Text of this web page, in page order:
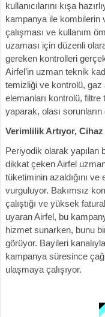
kullanıcılarını kışa
kampanya ile kombilerin
çalışması ve kullanım
uzaması için düzenli
gereken kontrolleri
Airfel’in uzman teknik
temizliği ve kontrolü,
elemanları kontrolü, filtre
yaparak, olası
Verimlilik Artıyor,
Periyodik olarak yapılan
dikkat çeken Airfel
tüketiminin azaldığını ve
vurguluyor. Bakımsız
çalıştığı ve yüksek
uyaran Airfel, bu
hizmet sunarken, bunu
görüyor. Bayileri
kampanya süresince
ulaşmaya çalışıyor.